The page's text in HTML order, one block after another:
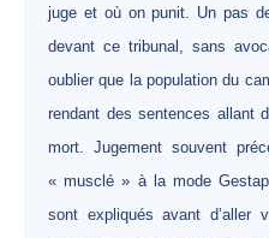
juge et où on punit. Un pas
devant ce tribunal, sans
oublier que la population du
rendant des sentences allant
mort. Jugement souvent
« musclé » à la mode
sont expliqués avant d’aller